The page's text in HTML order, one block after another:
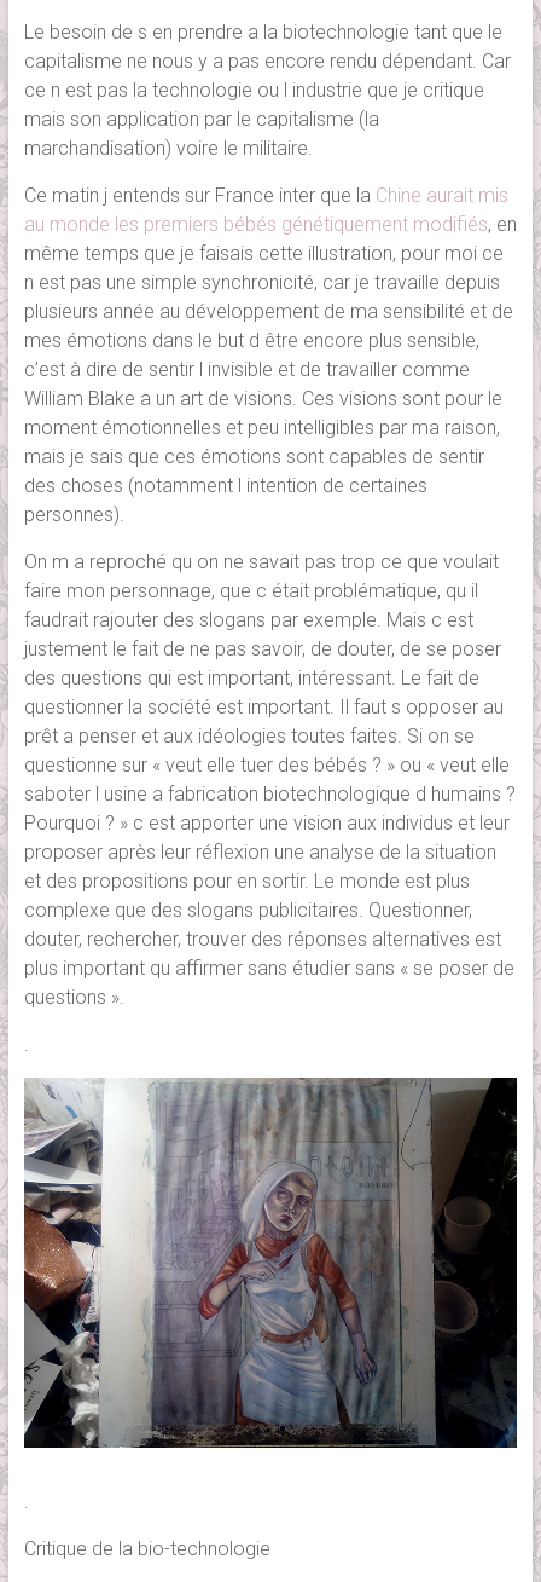
Le besoin de s en prendre a la biotechnologie tant que le
capitalisme ne nous y a pas encore rendu dépendant. Car
ce n est pas la technologie ou l industrie que je critique
mais son application par le capitalisme (la
marchandisation) voire le militaire.
Ce matin j entends sur France inter que la Chine aurait mis
au monde les premiers bébés génétiquement modifiés, en
même temps que je faisais cette illustration, pour moi ce
n est pas une simple synchronicité, car je travaille depuis
plusieurs année au développement de ma sensibilité et de
mes émotions dans le but d être encore plus sensible,
c’est à dire de sentir l invisible et de travailler comme
William Blake a un art de visions. Ces visions sont pour le
moment émotionnelles et peu intelligibles par ma raison,
mais je sais que ces émotions sont capables de sentir
des choses (notamment l intention de certaines
personnes).
On m a reproché qu on ne savait pas trop ce que voulait
faire mon personnage, que c était problématique, qu il
faudrait rajouter des slogans par exemple. Mais c est
justement le fait de ne pas savoir, de douter, de se poser
des questions qui est important, intéressant. Le fait de
questionner la société est important. Il faut s opposer au
prêt a penser et aux idéologies toutes faites. Si on se
questionne sur « veut elle tuer des bébés ? » ou « veut elle
saboter l usine a fabrication biotechnologique d humains ?
Pourquoi ? » c est apporter une vision aux individus et leur
proposer après leur réflexion une analyse de la situation
et des propositions pour en sortir. Le monde est plus
complexe que des slogans publicitaires. Questionner,
douter, rechercher, trouver des réponses alternatives est
plus important qu affirmer sans étudier sans « se poser de
questions ».
.
Critique de la bio-technologie